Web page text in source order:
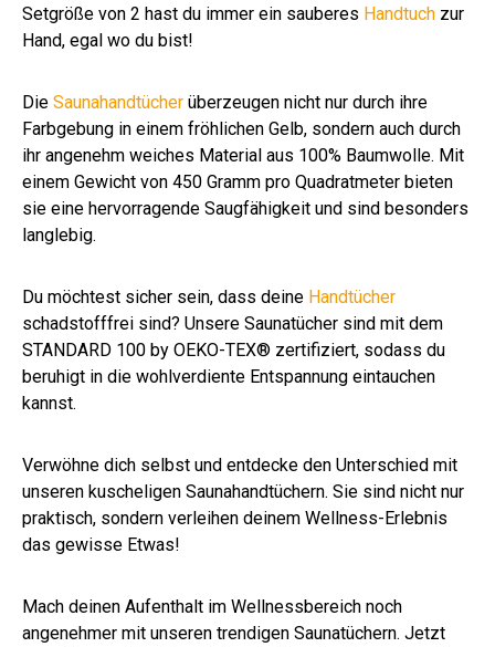
Setgröße von 2 hast du immer ein sauberes Handtuch zur
Hand, egal wo du bist!
Die Saunahandtücher überzeugen nicht nur durch ihre
Farbgebung in einem fröhlichen Gelb, sondern auch durch
ihr angenehm weiches Material aus 100% Baumwolle. Mit
einem Gewicht von 450 Gramm pro Quadratmeter bieten
sie eine hervorragende Saugfähigkeit und sind besonders
langlebig.
Du möchtest sicher sein, dass deine Handtücher
schadstofffrei sind? Unsere Saunatücher sind mit dem
STANDARD 100 by OEKO-TEX® zertifiziert, sodass du
beruhigt in die wohlverdiente Entspannung eintauchen
kannst.
Verwöhne dich selbst und entdecke den Unterschied mit
unseren kuscheligen Saunahandtüchern. Sie sind nicht nur
praktisch, sondern verleihen deinem Wellness-Erlebnis
das gewisse Etwas!
Mach deinen Aufenthalt im Wellnessbereich noch
angenehmer mit unseren trendigen Saunatüchern. Jetzt